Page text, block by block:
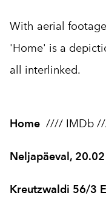
With aerial
'Home' is a
all interlinked.
Home //// IMDb
Neljapäeval,
Kreutzwaldi 56/3